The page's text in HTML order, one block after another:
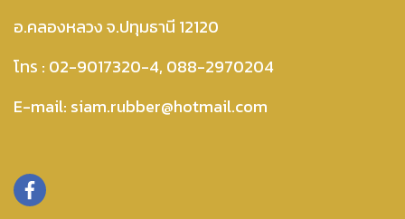
อ.คลองหลวง จ.ปทุมธานี 12120
โทร : 02-9017320-4, 088-2970204
E-mail: siam.rubber@hotmail.com